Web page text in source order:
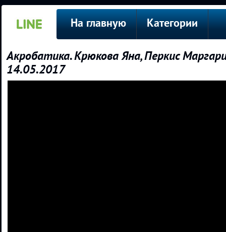
На главную Категории
Акробатика. Крюкова Яна, Перкис
14.05.2017